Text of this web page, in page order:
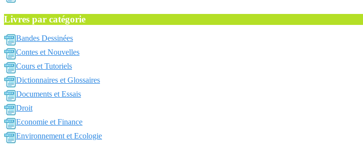
Livres par catégorie
Bandes Dessinées
Contes et Nouvelles
Cours et Tutoriels
Dictionnaires et Glossaires
Documents et Essais
Droit
Economie et Finance
Environnement et Ecologie